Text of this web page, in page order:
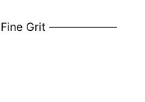
Grit ——————